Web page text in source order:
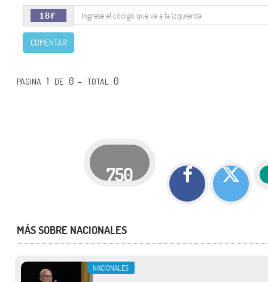
COMENTAR
PÁGINA 1 DE 0 -TOTAL: 0
750
MÁS SOBRE NACIONALES
NACIONALES